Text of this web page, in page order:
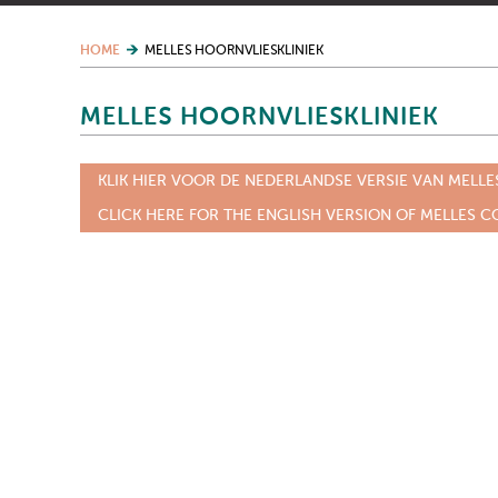
HOME MELLES HOORNVLIESKLINIEK
MELLES HOORNVLIESKLINIEK
KLIK HIER VOOR DE NEDERLANDSE VERSIE VAN
CLICK HERE FOR THE ENGLISH VERSION OF MELLES